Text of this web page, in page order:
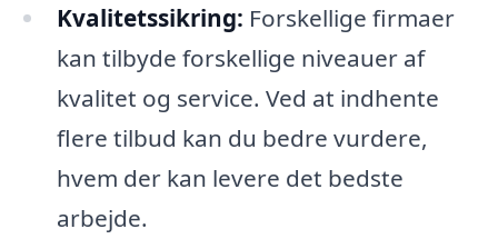
Kvalitetssikring: Forskellige firmaer
kan tilbyde forskellige niveauer af
kvalitet og service. Ved at indhente
flere tilbud kan du bedre vurdere,
hvem der kan levere det bedste
arbejde.